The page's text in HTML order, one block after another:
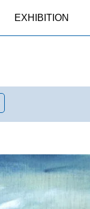
EXHIBITION